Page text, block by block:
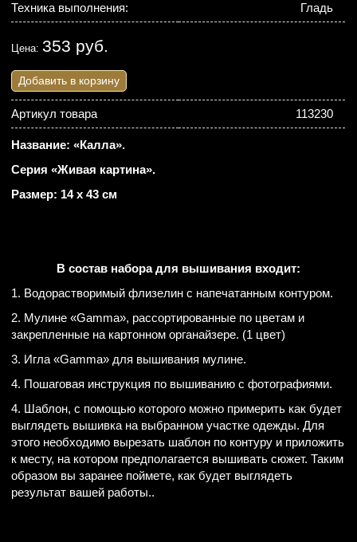
Техника выполнения: Гладь
Цена:353 руб.
Добавить в корзину
Артикул товара 113230
Название: «Калла».
Серия «Живая картина».
Размер: 14 х 43 см
В состав набора для вышивания входит:
1. Водорастворимый флизелин с напечатанным контуром.
2. Мулине «Gamma», рассортированные по цветам и
закрепленные на картонном органайзере. (1 цвет)
3. Игла «Gamma» для вышивания мулине.
4. Пошаговая инструкция по вышиванию с фотографиями.
4. Шаблон, с помощью которого можно примерить как будет
выглядеть вышивка на выбранном участке одежды. Для
этого необходимо вырезать шаблон по контуру и приложить
к месту, на котором предполагается вышивать сюжет. Таким
образом вы заранее поймете, как будет выглядеть
результат вашей работы..